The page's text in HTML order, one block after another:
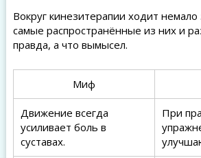
Вокруг кинезитерапии ходит
самые распространённые из них и
правда, а что вымысел.
Миф
Движение всегда
усиливает боль в
суставах.
При